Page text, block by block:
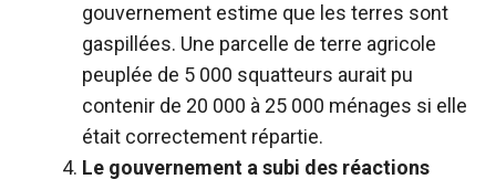
gouvernement estime que les terres sont
gaspillées. Une parcelle de terre agricole
peuplée de 5 000 squatteurs aurait pu
contenir de 20 000 à 25 000 ménages si elle
était correctement répartie.
Le gouvernement a subi des réactions